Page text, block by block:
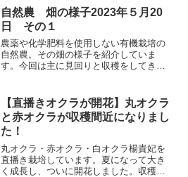
自然農 畑の様子2023年５月20
日 その１
農薬や化学肥料を使用しない有機栽培の
自然農。その畑の様子を紹介していま
す。今回は主に見回りと収穫をしてきま
た。ニンジンの花が咲き始め、畑の様子
も少しずつ変わってきています。
【直播きオクラが開花】丸オクラ
と赤オクラが収穫間近になりまし
た！
丸オクラ・赤オクラ・白オクラ楊貴妃を
直播き栽培しています。夏になって大き
く成長し、ついに開花しました。収穫目